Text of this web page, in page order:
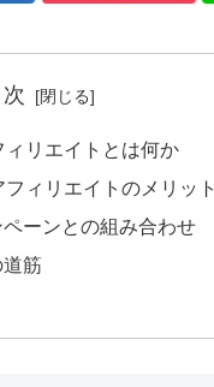
ィリエイトとは何か
ィリエイトのメリット
ーンとの組み合わせ
筋